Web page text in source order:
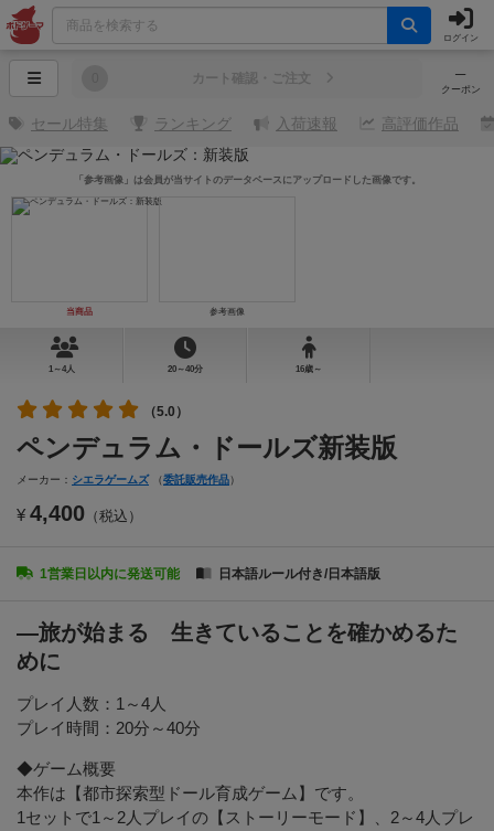
ログイン
─
クーポン
カート確認・ご注文
セール特集 ランキング 入荷速報 高評価作品
当商品 参考画像
「参考画像」は会員が当サイトのデータベースにアップロードした画像です。
1～4人 20～40分 16歳～
（5.0）
ペンデュラム・ドールズ新装版
メーカー： シエラゲームズ（委託販売作品）
¥ 4,400 （税込）
1営業日以内に発送可能 日本語ルール付き/日本語版
―旅が始まる 生きていることを確かめるた
めに
プレイ人数：1～4人
プレイ時間：20分～40分
◆ゲーム概要
本作は【都市探索型ドール育成ゲーム】です。
1セットで1～2人プレイの【ストーリーモード】、2～4人プレ